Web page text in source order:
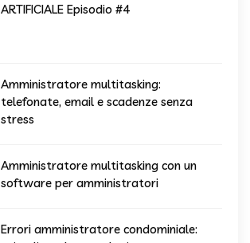
ARTIFICIALE Episodio #4
Amministratore multitasking:
telefonate, email e scadenze senza
stress
Amministratore multitasking con un
software per amministratori
Errori amministratore condominiale: